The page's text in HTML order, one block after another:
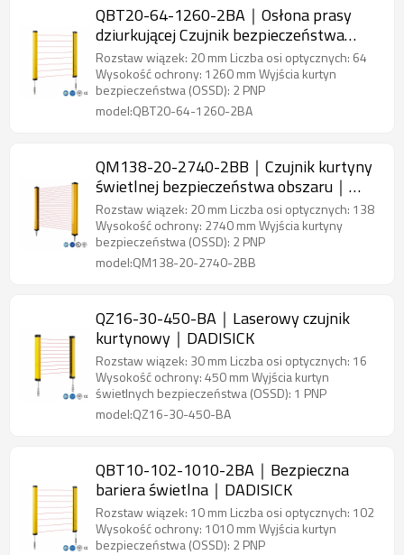
QBT20-64-1260-2BA｜Osłona prasy
dziurkującej Czujnik bezpieczeństwa
obszaru｜DADISICK
Rozstaw wiązek: 20 mm Liczba osi optycznych: 64
Wysokość ochrony: 1260 mm Wyjścia kurtyn
bezpieczeństwa (OSSD): 2 PNP
model:QBT20-64-1260-2BA
QM138-20-2740-2BB｜Czujnik kurtyny
świetlnej bezpieczeństwa obszaru｜
DADISICK
Rozstaw wiązek: 20 mm Liczba osi optycznych: 138
Wysokość ochrony: 2740 mm Wyjścia kurtyny
bezpieczeństwa (OSSD): 2 PNP
model:QM138-20-2740-2BB
QZ16-30-450-BA｜Laserowy czujnik
kurtynowy｜DADISICK
Rozstaw wiązek: 30 mm Liczba osi optycznych: 16
Wysokość ochrony: 450 mm Wyjścia kurtyn
świetlnych bezpieczeństwa (OSSD): 1 PNP
model:QZ16-30-450-BA
QBT10-102-1010-2BA｜Bezpieczna
bariera świetlna｜DADISICK
Rozstaw wiązek: 10 mm Liczba osi optycznych: 102
Wysokość ochrony: 1010 mm Wyjścia kurtyn
bezpieczeństwa (OSSD): 2 PNP